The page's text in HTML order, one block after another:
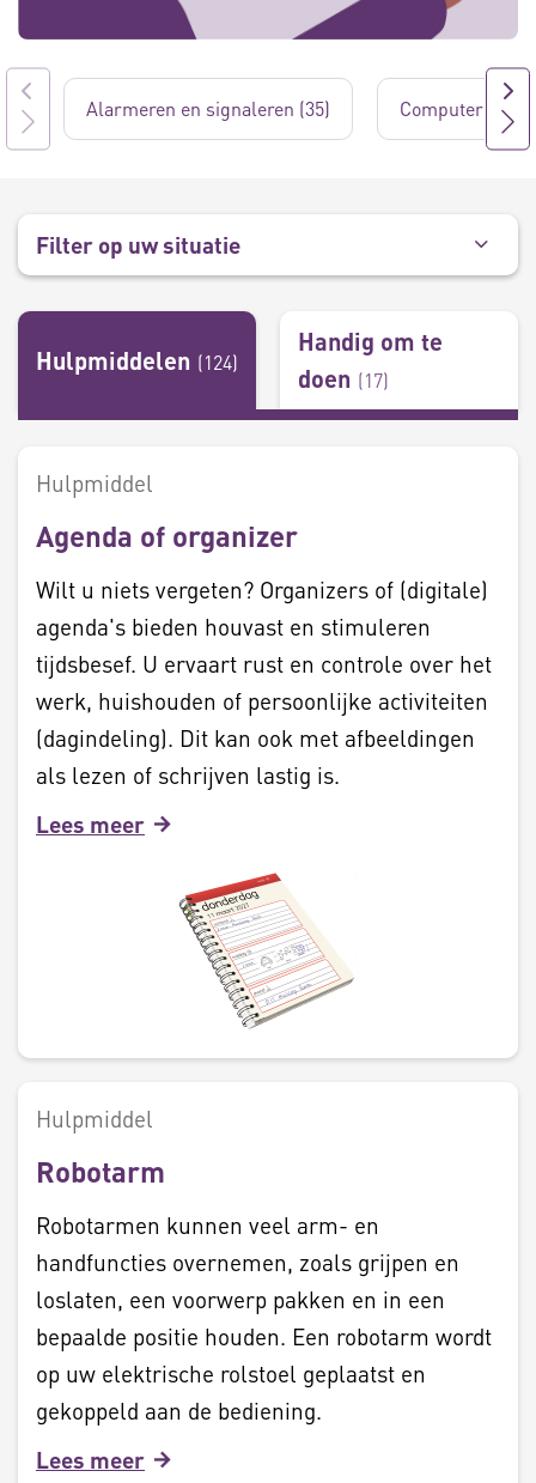
Alarmeren en signaleren (35) Computer
Filter op uw situatie
Hulpmiddelen (124)
Handig om te
doen (17)
Hulpmiddel
Agenda of organizer
Wilt u niets vergeten? Organizers of (digitale)
agenda's bieden houvast en stimuleren
tijdsbesef. U ervaart rust en controle over het
werk, huishouden of persoonlijke activiteiten
(dagindeling). Dit kan ook met afbeeldingen
als lezen of schrijven lastig is.
Lees meer
Hulpmiddel
Robotarm
Robotarmen kunnen veel arm- en
handfuncties overnemen, zoals grijpen en
loslaten, een voorwerp pakken en in een
bepaalde positie houden. Een robotarm wordt
op uw elektrische rolstoel geplaatst en
gekoppeld aan de bediening.
Lees meer